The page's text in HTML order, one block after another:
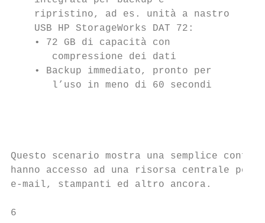
    ripristino, ad es. unità a nastro
    USB HP StorageWorks DAT 72:
    • 72 GB di capacità con
       compressione dei dati
• Backup immediato, pronto per
l’uso in meno di 60 secondi
Questo scenario mostra una semplice
hanno accesso ad una risorsa centrale
e-mail, stampanti ed altro ancora.
6